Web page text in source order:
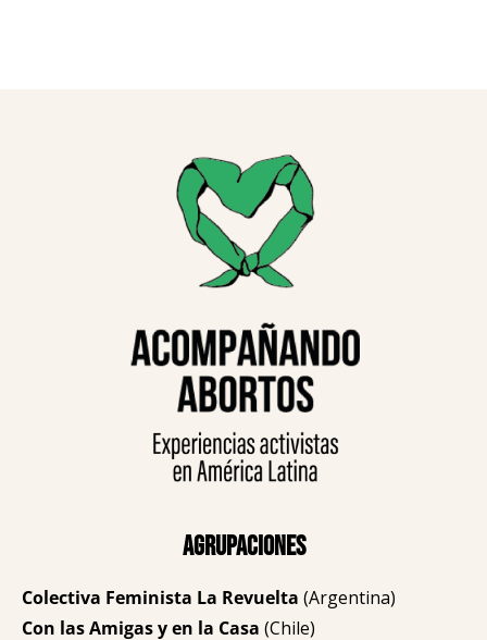
Agrupaciones
Colectiva Feminista La Revuelta (Argentina)
Con las Amigas y en la Casa (Chile)